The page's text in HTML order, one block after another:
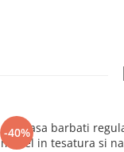
-40%
Camasa barbati
model in tesatura si